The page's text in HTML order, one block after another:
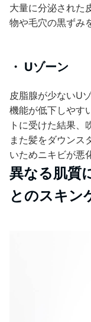
大量に分泌された
物や毛穴の黒ずみ
・ Uゾーン
皮脂腺が少ないU
機能が低下しやす
トに受けた結果、
また髪をダウンス
いためニキビが悪
異なる肌質
とのスキン